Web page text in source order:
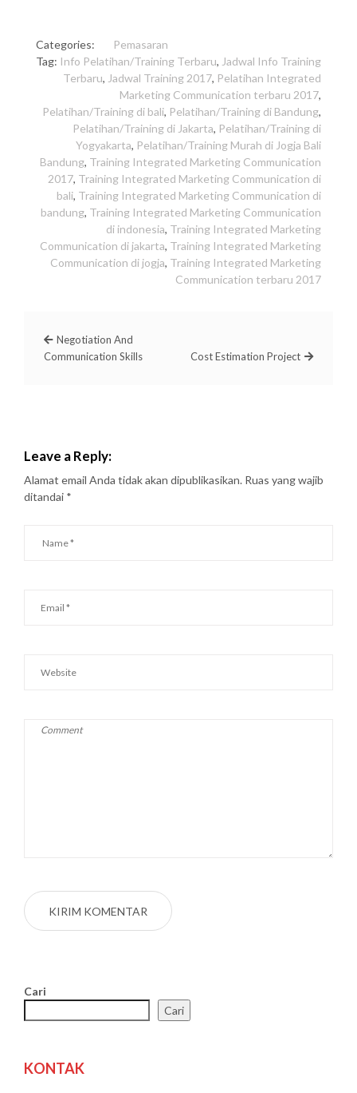
Categories:
Pemasaran
Tag: Info Pelatihan/Training Terbaru, Jadwal Info Training
Terbaru, Jadwal Training 2017, Pelatihan Integrated
Marketing Communication terbaru 2017,
Pelatihan/Training di bali, Pelatihan/Training di Bandung,
Pelatihan/Training di Jakarta, Pelatihan/Training di
Yogyakarta, Pelatihan/Training Murah di Jogja Bali
Bandung, Training Integrated Marketing Communication
2017, Training Integrated Marketing Communication di
bali, Training Integrated Marketing Communication di
bandung, Training Integrated Marketing Communication
di indonesia, Training Integrated Marketing
Communication di jakarta, Training Integrated Marketing
Communication di jogja, Training Integrated Marketing
Communication terbaru 2017
Negotiation And
Communication Skills
Cost Estimation Project
Leave a Reply:
Alamat email Anda tidak akan dipublikasikan. Ruas yang wajib
ditandai *
Cari
Cari
KONTAK